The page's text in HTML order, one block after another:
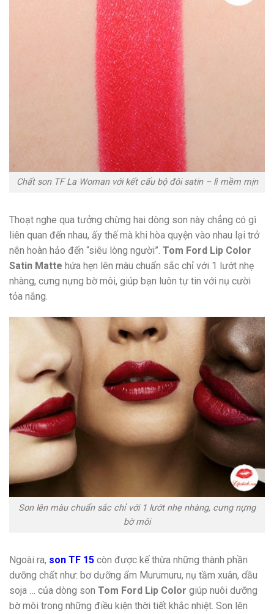
Chất son TF La Woman với kết cấu bộ đôi satin – lì mềm mịn
Thoạt nghe qua tưởng chừng hai dòng son này chẳng có gì
liên quan đến nhau, ấy thế mà khi hòa quyện vào nhau lại trở
nên hoàn hảo đến “siêu lòng người”. Tom Ford Lip Color
Satin Matte hứa hẹn lên màu chuẩn sắc chỉ với 1 lướt nhẹ
nhàng, cưng nựng bờ môi, giúp bạn luôn tự tin với nụ cười
tỏa nắng.
Son lên màu chuẩn sắc chỉ với 1 lướt nhẹ nhàng, cưng nựng
bờ môi
Ngoài ra, son TF 15 còn được kế thừa những thành phần
dưỡng chất như: bơ dưỡng ẩm Murumuru, nụ tầm xuân, dầu
soja … của dòng son Tom Ford Lip Color giúp nuôi dưỡng
bờ môi trong những điều kiện thời tiết khắc nhiệt. Son lên